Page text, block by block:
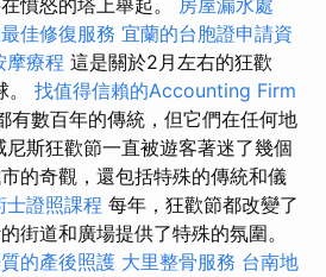
憤怒的塔上舉起。 房屋漏水處
佳修復服務 宜蘭的台胞證申請資
摩療程 這是關於2月左右的狂歡
找值得信賴的Accounting Firm
有數百年的傳統，但它們在任何地
斯狂歡節一直被遊客著迷了幾個
的奇觀，還包括特殊的傳統和儀
士證照課程 每年，狂歡節都改變了
街道和廣場提供了特殊的氛圍。
的產後照護 大里整骨服務 台南地